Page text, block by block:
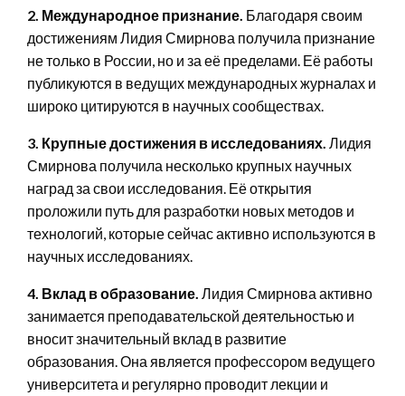
2. Международное признание. Благодаря своим
достижениям Лидия Смирнова получила признание
не только в России, но и за её пределами. Её работы
публикуются в ведущих международных журналах и
широко цитируются в научных сообществах.
3. Крупные достижения в исследованиях. Лидия
Смирнова получила несколько крупных научных
наград за свои исследования. Её открытия
проложили путь для разработки новых методов и
технологий, которые сейчас активно используются в
научных исследованиях.
4. Вклад в образование. Лидия Смирнова активно
занимается преподавательской деятельностью и
вносит значительный вклад в развитие
образования. Она является профессором ведущего
университета и регулярно проводит лекции и